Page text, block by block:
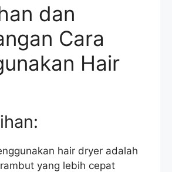
dan
Cara
Hair
hair dryer adalah
yang lebih cepat